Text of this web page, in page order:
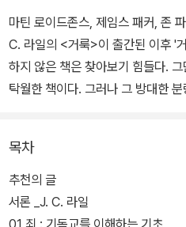
마틴 로이드존스, 제임스 패커, 존
C. 라일의 <거룩>이 출간된 이후 '
하지 않은 책은 찾아보기 힘들다.
탁월한 책이다. 그러나 그 방대한
이 책은 J. C. 라일의 <거룩>을 현
보다 폭 넓은 독자들이 원전에 접근
인 이 책이 왜 지금까지 많은 영적
하다면, 여기서 그 답을 확인할 수
목차
추천의 글
서론 _J. C. 라일
01 죄 : 기독교를 이해하는 기초